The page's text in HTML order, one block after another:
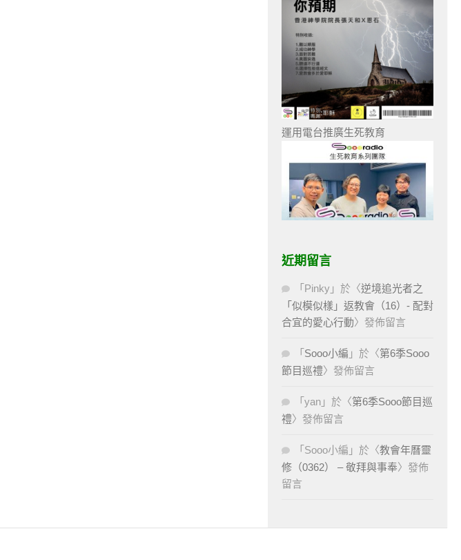
運用電台推廣生死教育
近期留言
「 Pinky 」於〈逆境追光者之
「似模似樣」返教會（16）- 配對
合宜的愛心行動〉發佈留言
「 Sooo小編 」於〈第6季Sooo
節目巡禮〉發佈留言
「 yan 」於〈第6季Sooo節目巡
禮〉發佈留言
「 Sooo小編 」於〈教會年曆靈
修（0362） – 敬拜與事奉〉發佈
留言